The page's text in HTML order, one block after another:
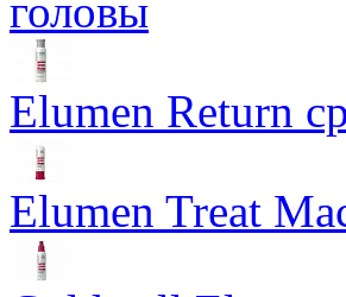
головы
Elumen Return
Elumen Treat